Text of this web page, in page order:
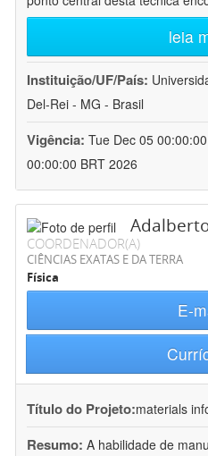
leia
Instituição/UF/País:
Del-Rei - MG - Brasil
Vigência: Tue Dec 05
00:00:00 BRT 2026
COORDENADOR(A)
CIÊNCIAS EXATAS E DA TERRA
Física
E-
Título do Projeto:materials
Resumo: A habilidade de